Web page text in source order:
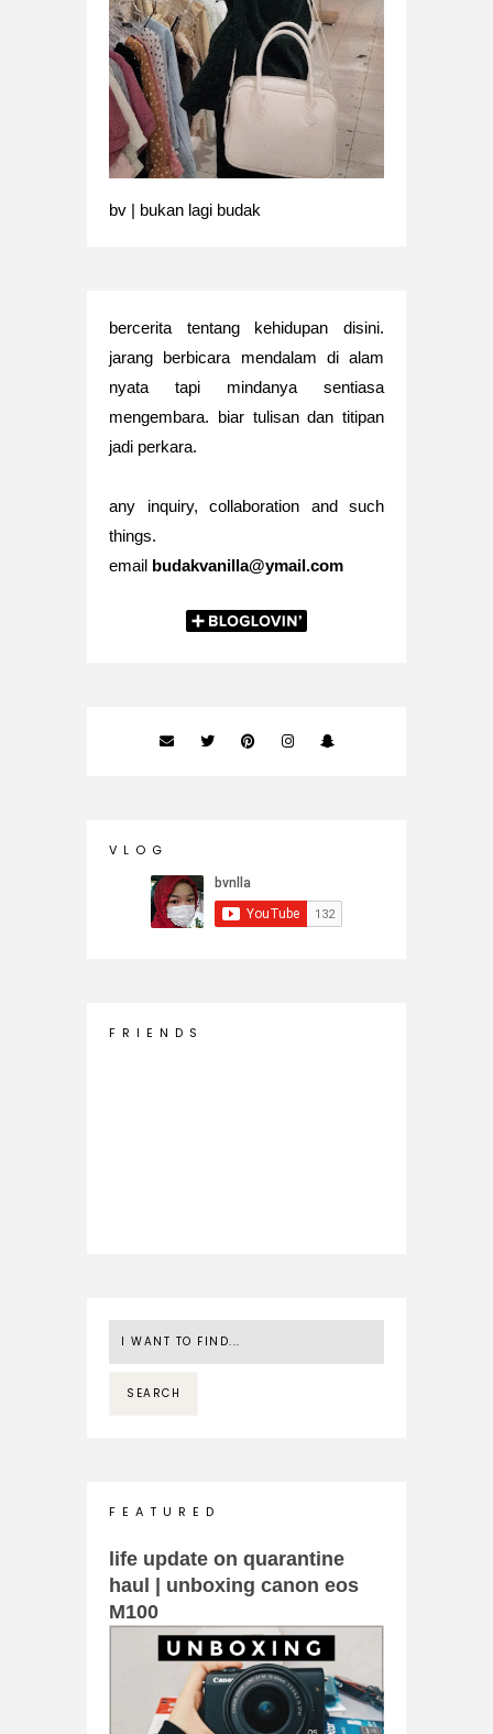
bv | bukan lagi budak
bercerita tentang kehidupan disini.
jarang berbicara mendalam di alam
nyata tapi mindanya sentiasa
mengembara. biar tulisan dan titipan
jadi perkara.
any inquiry, collaboration and such
things.
email budakvanilla@ymail.com
V L O G
F R I E N D S
F E A T U R E D
life update on quarantine
haul | unboxing canon eos
M100